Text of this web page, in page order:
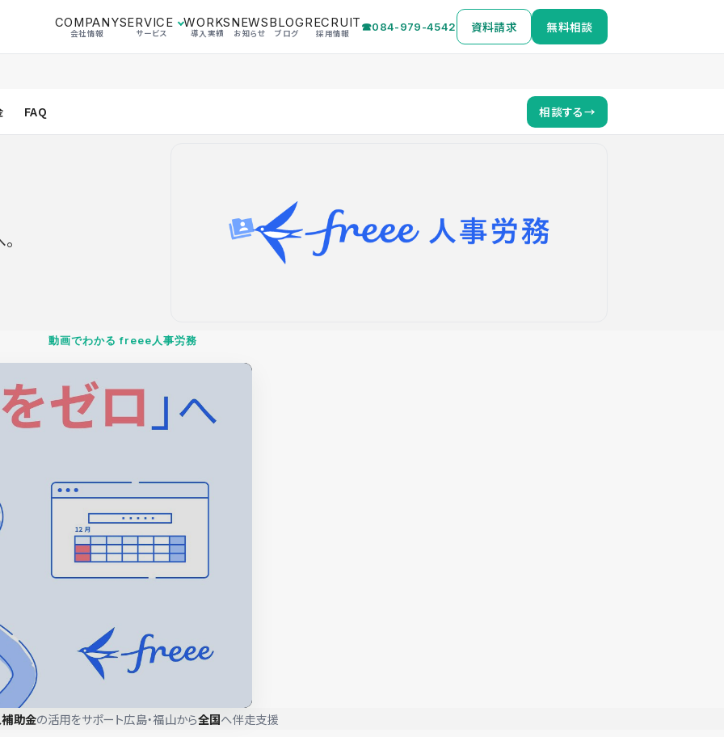
COMPANY
会社情報
SERVICE
サービス
WORKS
導入実績
NEWS
お知らせ
BLOG
ブログ
RECRUIT
採用情報 ☎084-979-4542 資料請求 無料相談
FAQ 相談する→
動画でわかる freee人事労務
助金の活用をサポート広島・福山から全国へ伴走支援